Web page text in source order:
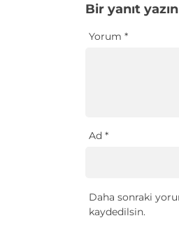
Bir yanıt yazın
Yorum *
Ad *
Daha sonraki
kaydedilsin.